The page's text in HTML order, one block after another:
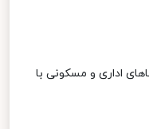
اداری و مسکونی با